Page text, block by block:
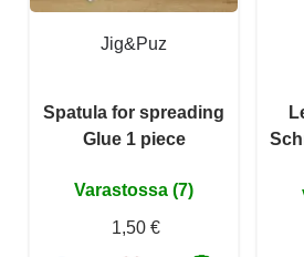
Jig&Puz
Spatula for spreading
Glue 1 piece
Varastossa (7)
1,50 €